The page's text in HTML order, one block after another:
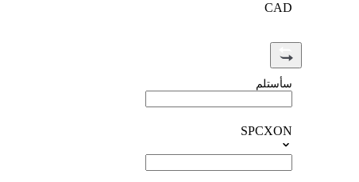
CAD
سأستلم
SPCXON